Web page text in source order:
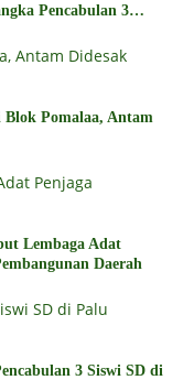
Pencabulan 3
Pomalaa, Antam
Lembaga Adat
Daerah
3 Siswi SD di